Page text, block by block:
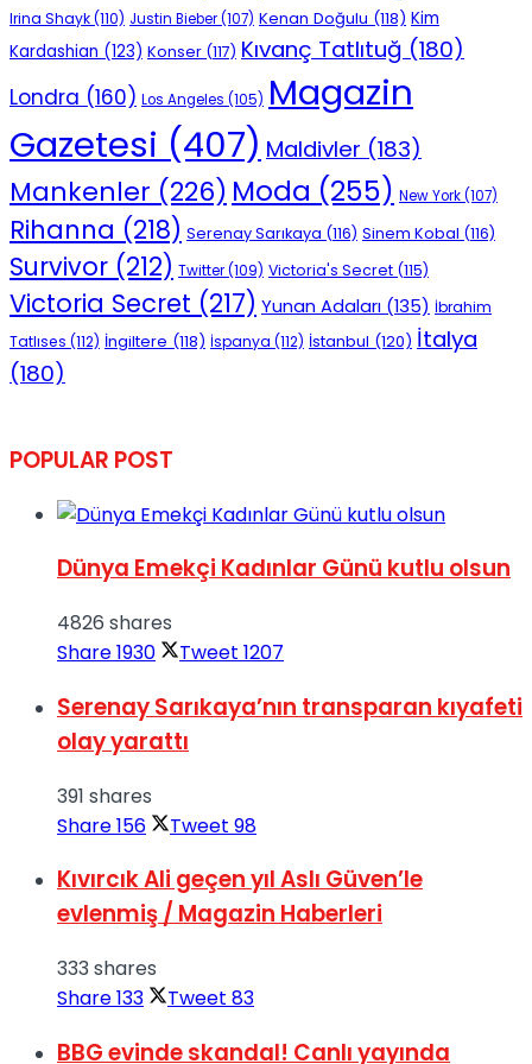
Irina Shayk(110) Justin Bieber(107) Kenan Doğulu (118) Kim
Kardashian (123) Konser (117) Kıvanç Tatlıtuğ (180)
Londra (160) Los Angeles (105) Magazin
Gazetesi (407) Maldivler (183)
Mankenler (226) Moda (255) New York(107)
Rihanna (218) Serenay Sarıkaya (116) Sinem Kobal (116)
Survivor (212) Twitter(109) Victoria's Secret (115)
Victoria Secret (217) Yunan Adaları (135) İbrahim
Tatlıses (112) İngiltere (118) İspanya (112) İstanbul (120) İtalya
(180)
POPULAR POST
Dünya Emekçi Kadınlar Günü kutlu olsun
4826 shares
Share1930 Tweet 1207
Serenay Sarıkaya’nın transparan kıyafeti
olay yarattı
391 shares
Share156 Tweet 98
Kıvırcık Ali geçen yıl Aslı Güven’le
evlenmiş / Magazin Haberleri
333 shares
Share133 Tweet 83
BBG evinde skandal! Canlı yayında